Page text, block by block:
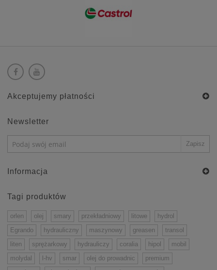
Akceptujemy płatności
Newsletter
Informacja
Tagi produktów
orlen olej smary przekładniowy litowe
hydrol
Egrando
hydrauliczny maszynowy greasen
transol
liten
sprężarkowy hydrauliczy coralia hipol
mobil
molydal
l-hv smar olej do prowadnic
premium